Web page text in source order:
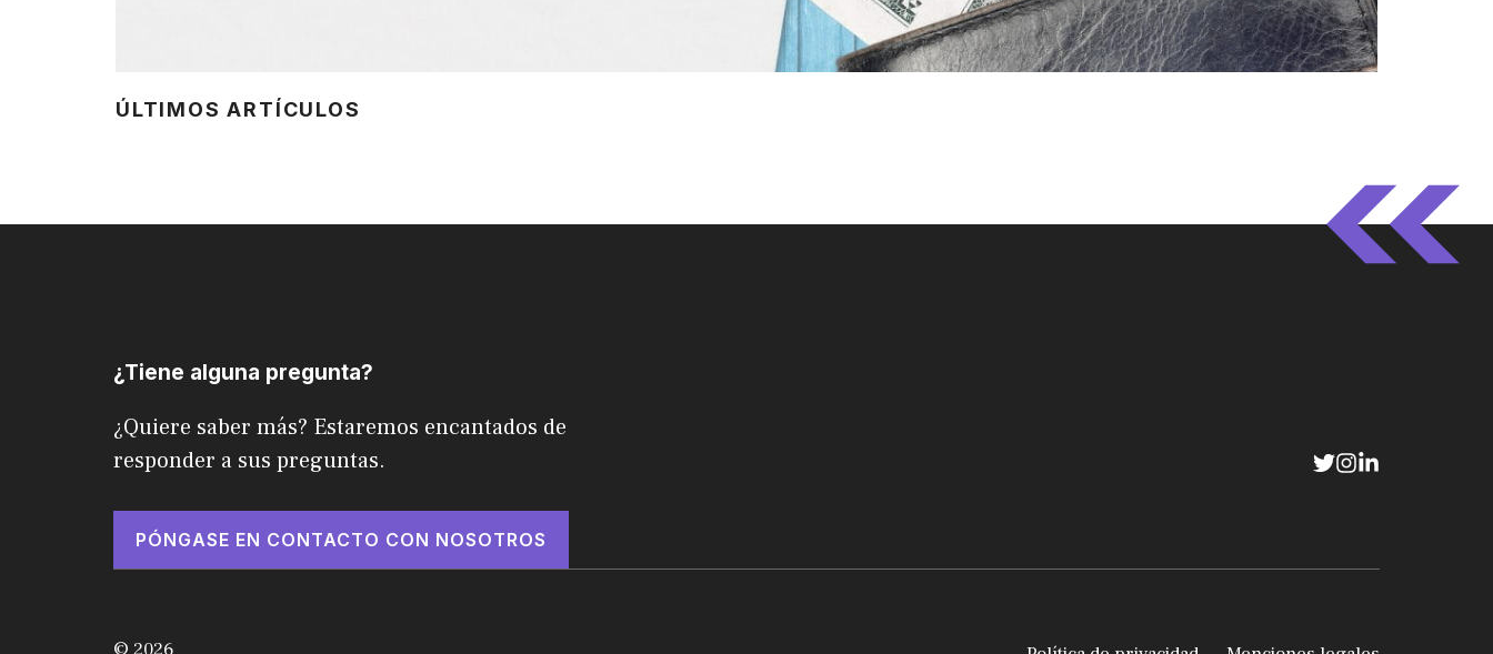
ÚLTIMOS ARTÍCULOS
¿Tiene alguna pregunta?
¿Quiere saber más? Estaremos encantados de
responder a sus preguntas.
PÓNGASE EN CONTACTO CON NOSOTROS